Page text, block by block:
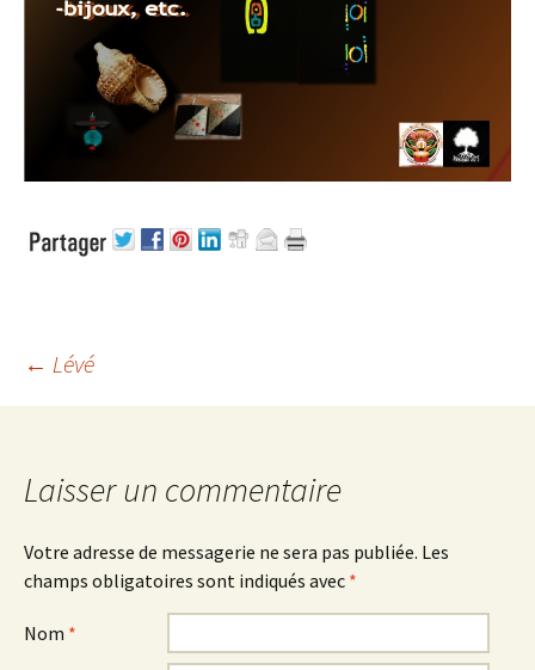
Navigation des
articles
← Lévé
Laisser un commentaire
Votre adresse de messagerie ne sera pas publiée. Les
champs obligatoires sont indiqués avec *
Nom *